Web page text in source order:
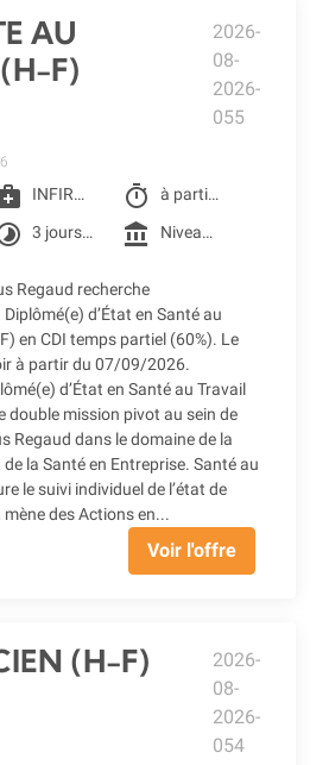
AU
F)
2026-
08-
2026-
055
INFIRMIER D.E timer à partir du 07/09/2026
3 jours par semaine : mercredi, jeudi, vendredi account_balance Niveau 4F1 selon la grille conventionnelle des CLCC (1 455.49 € Brut à 60%) + Prime SEGUR 1&2 + Reprise ancienneté
Regaud recherche
d’État en Santé au
en CDI temps partiel (60%). Le
à partir du 07/09/2026.
d’État en Santé au Travail
double mission pivot au sein de
Regaud dans le domaine de la
la Santé en Entreprise. Santé au
le suivi individuel de l’état de
des Actions en...
Voir l'offre
(H-F)
2026-
08-
2026-
054